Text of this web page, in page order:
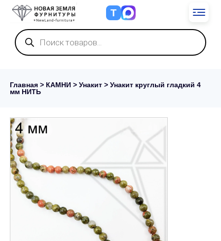
Т
Поиск
товаров
Главная > КАМНИ > Унакит > Унакит круглый гладкий 4
мм НИТЬ